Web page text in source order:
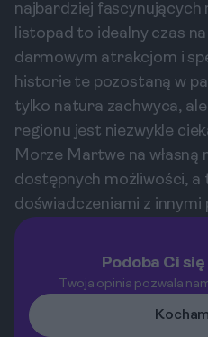
najbardziej fascynujących
listopad to idealny czas
darmowym atrakcjom i
historie te pozostaną w
tylko natura zachwyca,
regionu jest niezwykle
Morze Martwe na własną
dostępnych możliwości, a
doświadczeniami z innymi
Podoba Ci
Twoja opinia pozwala